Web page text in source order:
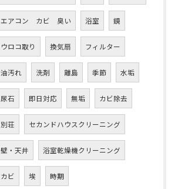
エアコン カビ 臭い 浴室 鏡
ウロコ取り 換気扇 フィルター
油汚れ 洗剤 離島 季節 水垢
尿石 即日対応 無垢 カビ除去
別荘 セカンドハウスクリーニング
壁・天井 浴室乾燥機クリーニング
カビ 埃 時期